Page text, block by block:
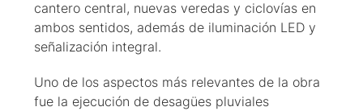
cantero central, nuevas veredas y ciclovías en
ambos sentidos, además de iluminación LED y
señalización integral.
Uno de los aspectos más relevantes de la obra
fue la ejecución de desagües pluviales